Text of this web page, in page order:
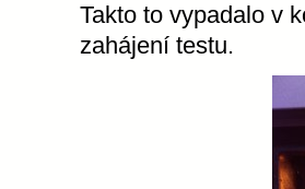
Takto to vypadalo v
zahájení testu.